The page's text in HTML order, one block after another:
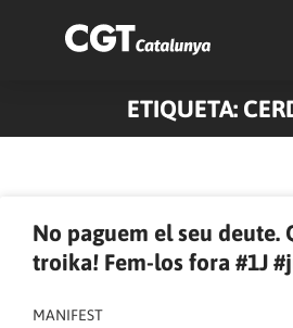
ETIQUETA:
No paguem el seu deute.
troika! Fem-los fora #1J
MANIFEST